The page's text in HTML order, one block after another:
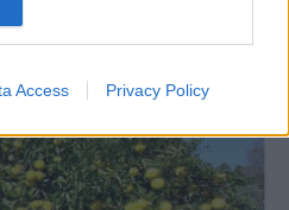
Access Privacy Policy